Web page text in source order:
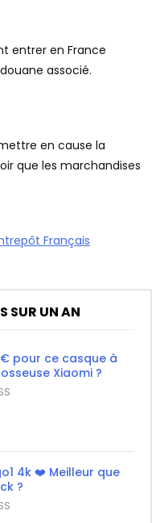
entrer en France
associé.
en cause la
que les marchandises
Français
SUR UN AN
pour ce casque à
Xiaomi ?
4k ❤️ Meilleur que
?